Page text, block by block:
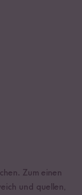
Zum einen
und quellen,